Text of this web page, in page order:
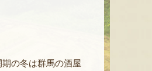
の冬は群馬の酒屋